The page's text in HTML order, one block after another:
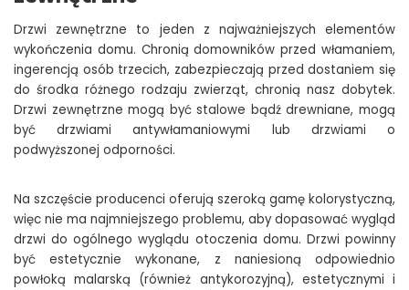
Drzwi zewnętrzne to jeden z najważniejszych elementów
wykończenia domu. Chronią domowników przed włamaniem,
ingerencją osób trzecich, zabezpieczają przed dostaniem się
do środka różnego rodzaju zwierząt, chronią nasz dobytek.
Drzwi zewnętrzne mogą być stalowe bądź drewniane, mogą
być drzwiami antywłamaniowymi lub drzwiami o
podwyższonej odporności.
Na szczęście producenci oferują szeroką gamę kolorystyczną,
więc nie ma najmniejszego problemu, aby dopasować wygląd
drzwi do ogólnego wyglądu otoczenia domu. Drzwi powinny
być estetycznie wykonane, z naniesioną odpowiednio
powłoką malarską (również antykorozyjną), estetycznymi i